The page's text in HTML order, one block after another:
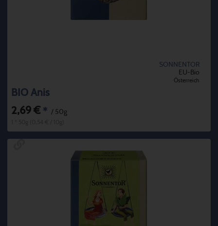
SONNENTOR
EU-Bio
Österreich
BIO Anis
2,69 € * / 50g